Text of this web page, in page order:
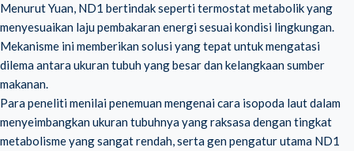
Menurut Yuan, ND1 bertindak seperti termostat metabolik yang
menyesuaikan laju pembakaran energi sesuai kondisi lingkungan.
Mekanisme ini memberikan solusi yang tepat untuk mengatasi
dilema antara ukuran tubuh yang besar dan kelangkaan sumber
makanan.
Para peneliti menilai penemuan mengenai cara isopoda laut dalam
menyeimbangkan ukuran tubuhnya yang raksasa dengan tingkat
metabolisme yang sangat rendah, serta gen pengatur utama ND1